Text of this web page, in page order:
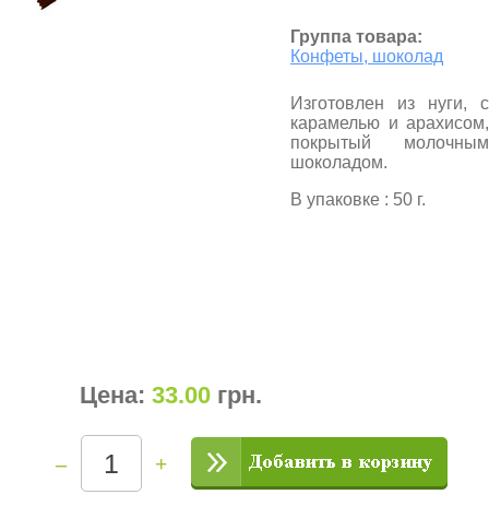
Группа товара:
Конфеты, шоколад
Изготовлен из нуги, с
карамелью и арахисом,
покрытый молочным
шоколадом.
В упаковке : 50 г.
Цена: 33.00 грн.
– +